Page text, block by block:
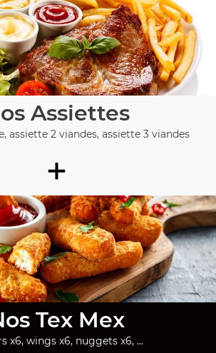
Assiettes
assiette 2 viandes, assiette 3 viandes
+
Tex Mex
x6, wings x6, nuggets x6, ...